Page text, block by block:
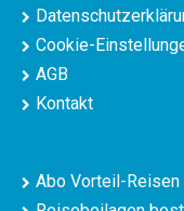
Cookie-
AGB
Kontakt
Abo Vorteil-Reisen